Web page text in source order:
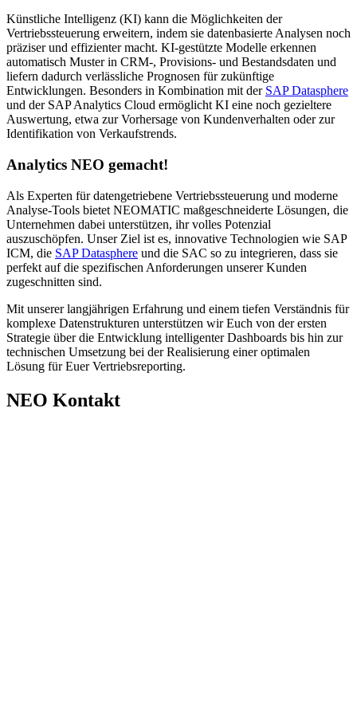
Künstliche Intelligenz (KI) kann die Möglichkeiten der
Vertriebssteuerung erweitern, indem sie datenbasierte Analysen noch
präziser und effizienter macht. KI-gestützte Modelle erkennen
automatisch Muster in CRM-, Provisions- und Bestandsdaten und
liefern dadurch verlässliche Prognosen für zukünftige
Entwicklungen. Besonders in Kombination mit der SAP Datasphere
und der SAP Analytics Cloud ermöglicht KI eine noch gezieltere
Auswertung, etwa zur Vorhersage von Kundenverhalten oder zur
Identifikation von Verkaufstrends.
Analytics NEO gemacht!
Als Experten für datengetriebene Vertriebssteuerung und moderne
Analyse-Tools bietet NEOMATIC maßgeschneiderte Lösungen, die
Unternehmen dabei unterstützen, ihr volles Potenzial
auszuschöpfen. Unser Ziel ist es, innovative Technologien wie SAP
ICM, die SAP Datasphere und die SAC so zu integrieren, dass sie
perfekt auf die spezifischen Anforderungen unserer Kunden
zugeschnitten sind.
Mit unserer langjährigen Erfahrung und einem tiefen Verständnis für
komplexe Datenstrukturen unterstützen wir Euch von der ersten
Strategie über die Entwicklung intelligenter Dashboards bis hin zur
technischen Umsetzung bei der Realisierung einer optimalen
Lösung für Euer Vertriebsreporting.
NEO Kontakt